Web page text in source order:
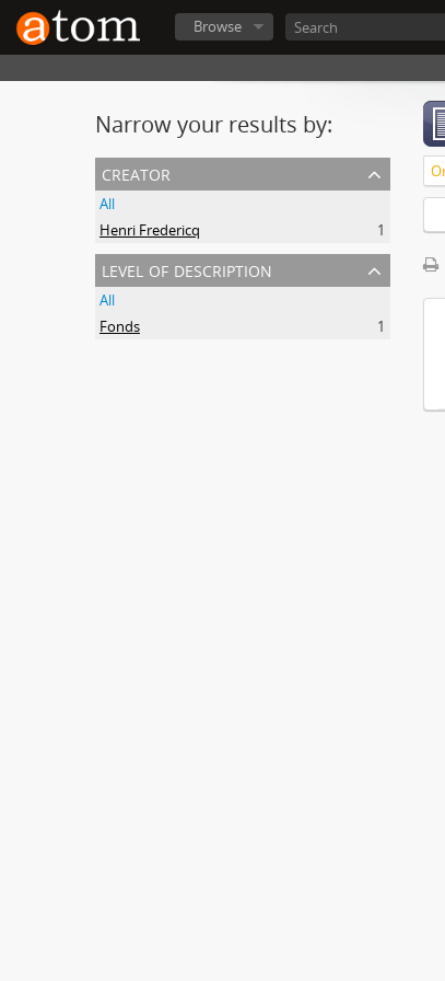
Browse
Narrow your results by:
creator
All
Henri Fredericq
1
level of description
All
Fonds
1